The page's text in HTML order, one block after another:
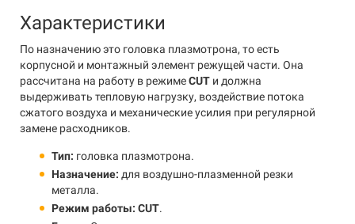
Характеристики
По назначению это головка плазмотрона, то есть
корпусной и монтажный элемент режущей части. Она
рассчитана на работу в режимеCUT и должна
выдерживать тепловую нагрузку, воздействие потока
сжатого воздуха и механические усилия при регулярной
замене расходников.
Тип: головка плазмотрона.
Назначение: для воздушно-плазменной резки
металла.
Режим работы: CUT.